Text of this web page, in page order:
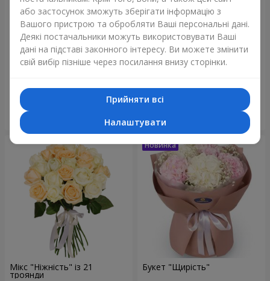
Букет "Blue ball" Букет "Бенефіс"
Мікс "Ніжність" із 21
троянди
Букет "Щирість"
або застосунок зможуть зберігати інформацію з
Вашого пристрою та обробляти Ваші персональні дані.
Деякі постачальники можуть використовувати Ваші
дані на підставі законного інтересу. Ви можете змінити
свій вибір пізніше через посилання внизу сторінки.
Прийняти всі
Налаштувати